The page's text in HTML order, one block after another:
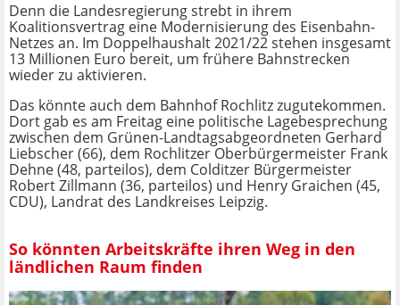
Denn die Landesregierung strebt in ihrem
Koalitionsvertrag eine Modernisierung des Eisenbahn-
Netzes an. Im Doppelhaushalt 2021/22 stehen insgesamt
13 Millionen Euro bereit, um frühere Bahnstrecken
wieder zu aktivieren.
Das könnte auch dem Bahnhof Rochlitz zugutekommen.
Dort gab es am Freitag eine politische Lagebesprechung
zwischen dem Grünen-Landtagsabgeordneten Gerhard
Liebscher (66), dem Rochlitzer Oberbürgermeister Frank
Dehne (48, parteilos), dem Colditzer Bürgermeister
Robert Zillmann (36, parteilos) und Henry Graichen (45,
CDU), Landrat des Landkreises Leipzig.
So könnten Arbeitskräfte ihren Weg in den
ländlichen Raum finden